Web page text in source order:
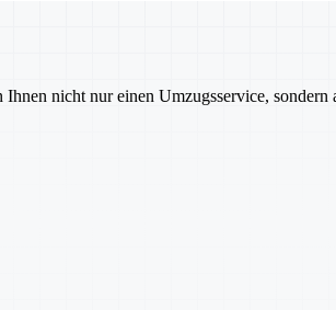
nicht nur einen Umzugsservice,